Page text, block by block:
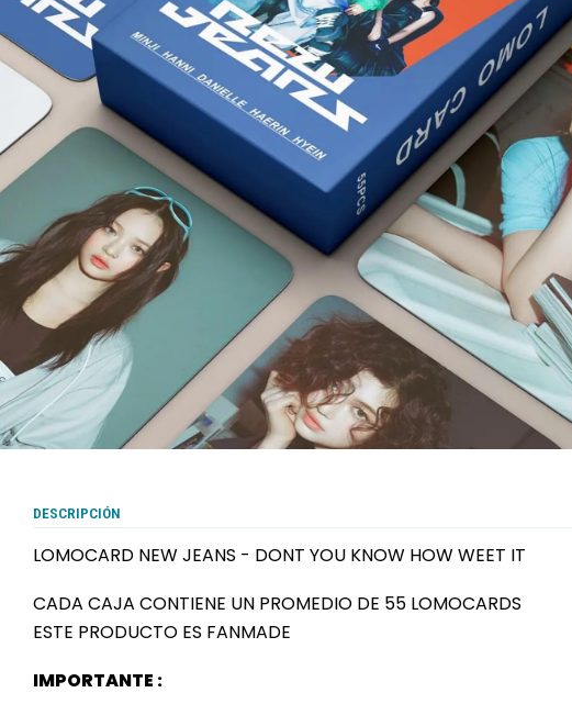
DESCRIPCIÓN
LOMOCARD NEW JEANS - DONT YOU KNOW HOW WEET IT
CADA CAJA CONTIENE UN PROMEDIO DE 55 LOMOCARDS
ESTE PRODUCTO ES FANMADE
IMPORTANTE :